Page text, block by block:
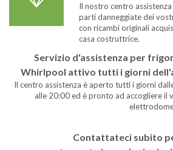
Il nostro centro
parti danneggiate dei
con ricambi originali
casa costruttrice.
Servizio d'assistenza per
Whirlpool attivo tutti i giorni
Il centro assistenza è aperto tutti i giorni
alle 20:00 ed è pronto ad accogliere il
Contattateci subito